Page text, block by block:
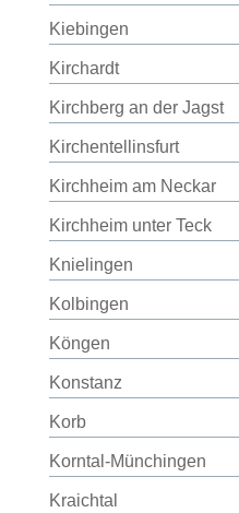
Kiebingen
Kirchardt
Kirchberg an der Jagst
Kirchentellinsfurt
Kirchheim am Neckar
Kirchheim unter Teck
Knielingen
Kolbingen
Köngen
Konstanz
Korb
Korntal-Münchingen
Kraichtal